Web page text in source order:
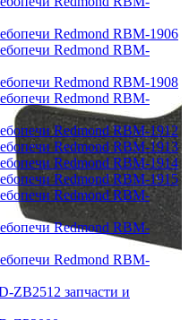
Redmond RBM-1906
Redmond RBM-
Redmond RBM-1908
Redmond RBM-
Redmond RBM-1912
Redmond RBM-1913
Redmond RBM-1914
Redmond RBM-1915
Redmond RBM-
Redmond RBM-
Redmond RBM-
ZB2512 запчасти и